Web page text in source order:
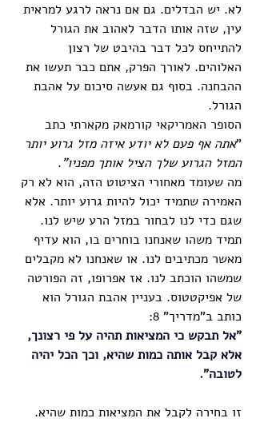
לא. יש הבדלים. גם אם נראה לרגע למראית
עין, שזה אותו הדבר לאהוב את הגורל
להתייחס לכל דבר בהיבט של רצון
האלוהים. לאורך הפרק, אתם כבר תעשו את
ההבחנה. בסוף גם אעשה סיכום על אהבת
הגורל.
הסופר האמריקאי קורמאק מקארתי כתב
"אתה אף פעם לא יודע איזה מזל גרוע יותר
המזל הגרוע שלך הציל אותך מפניו".
מה שעומד מאחורי הציטוט הזה, הוא לא רק
האמירה שתמיד יכול להיות גרוע יותר. אלא
שגם כדי לנו לבחור במזל הרע שיש לנו.
תמיד משהו שאנחנו בוחרים בו, הוא עדיף
מאשר מכתיבים לנו. או שאנחנו לא מקבלים
שמשהו הוכתב לנו. אז אפרופו, זה הפורטה
של אפיקטטוס. בעניין אהבת הגורל הוא
כותב ב"מדריך" 8:
"אל תבקש כי המציאות תהיה על פי רצונך,
אלא קבל אותה כמות שהיא, וכך הכל יהיה
לטובה".
זו בחירה לקבל את המציאות כמות שהיא.